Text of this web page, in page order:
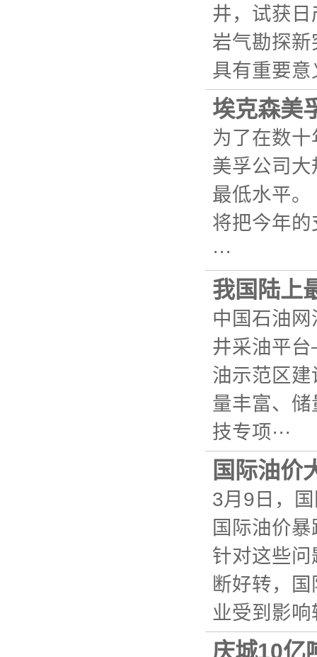
井，试获
岩气勘探
具有重要意
埃克森美
为了在数
美孚公司
最低水平
将把今年
···
我国陆上
中国石油
井采油平
油示范区
量丰富、储
技专项···
国际油价
3月9日，
国际油价
针对这些
断好转，
业受到影响
庆城10亿